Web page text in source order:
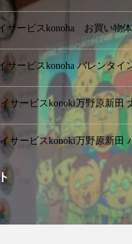
サービスkonoha お買い物
サービスkonoha バレンタイ
サービスkonoki万野原新田
サービスkonoki万野原新田